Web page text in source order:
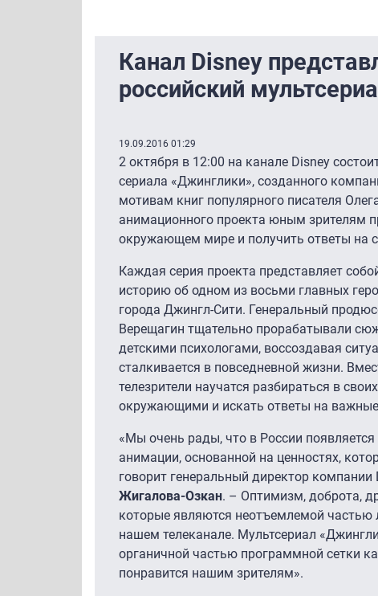
Канал Disney
российский
19.09.2016 01:29
2 октября в 12:00 на канале Disney
сериала «Джинглики», созданного
мотивам книг популярного писателя
анимационного проекта юным зрителям
окружающем мире и получить ответы на
Каждая серия проекта представляет
историю об одном из восьми главных
города Джингл-Сити. Генеральный
Верещагин тщательно прорабатывали
детскими психологами, воссоздавая
сталкивается в повседневной жизни.
телезрители научатся разбираться в
окружающими и искать ответы на
«Мы очень рады, что в России
анимации, основанной на ценностях,
говорит генеральный директор компании
Жигалова-Озкан. – Оптимизм, доброта,
которые являются неотъемлемой частью
нашем телеканале. Мультсериал
органичной частью программной сетки
понравится нашим зрителям».